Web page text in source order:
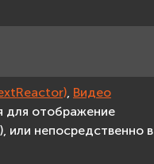
, Видео
для отображение
), или непосредственно в